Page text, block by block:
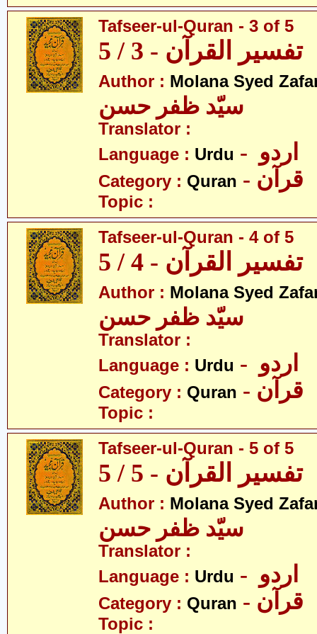
Tafseer-ul-Quran - 3 of 5
تفسیر القرآن - 3 / 5
Author : Molana Syed
سیّد ظفر حسن
Translator :
Language : Urdu
Category : Quran - قرآن
Topic :
Tafseer-ul-Quran - 4 of 5
تفسیر القرآن - 4 / 5
Author : Molana Syed
سیّد ظفر حسن
Translator :
Language : Urdu
Category : Quran - قرآن
Topic :
Tafseer-ul-Quran - 5 of 5
تفسیر القرآن - 5 / 5
Author : Molana Syed
سیّد ظفر حسن
Translator :
Language : Urdu
Category : Quran - قرآن
Topic :